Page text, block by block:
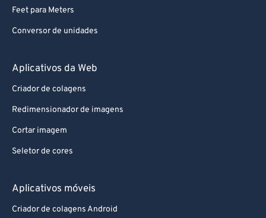
Feet para Meters
Conversor de unidades
Aplicativos da Web
Criador de colagens
Redimensionador de imagens
Cortar imagem
Seletor de cores
Aplicativos móveis
Criador de colagens Android